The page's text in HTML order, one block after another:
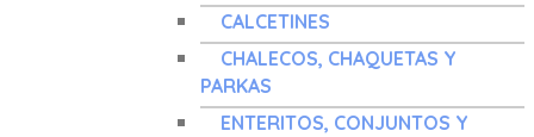
CALCETINES
CHALECOS, CHAQUETAS Y
PARKAS
ENTERITOS, CONJUNTOS Y